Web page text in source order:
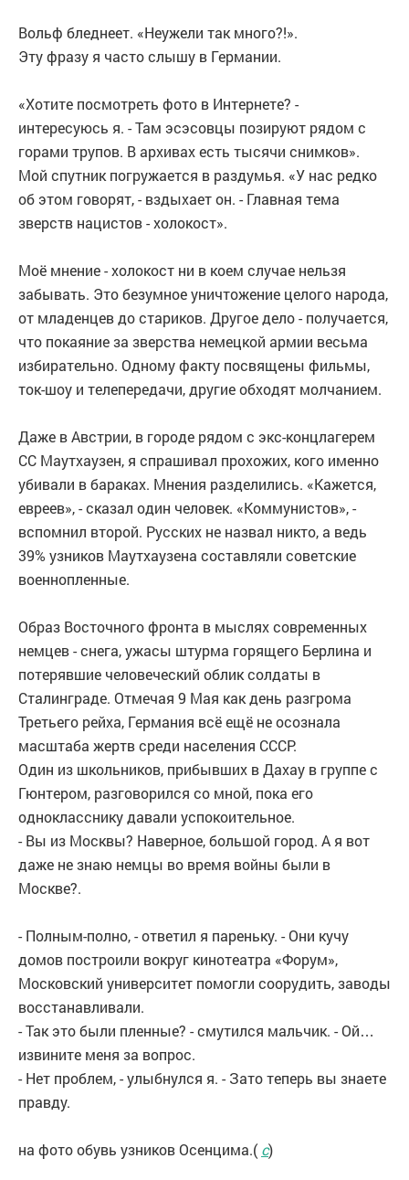
Вольф бледнеет. «Неужели так много?!».
Эту фразу я часто слышу в Германии.
«Хотите посмотреть фото в Интернете? -
интересуюсь я. - Там эсэсовцы позируют рядом с
горами трупов. В архивах есть тысячи снимков».
Мой спутник погружается в раздумья. «У нас редко
об этом говорят, - вздыхает он. - Главная тема
зверств нацистов - холокост».
Моё мнение - холокост ни в коем случае нельзя
забывать. Это безумное уничтожение целого народа,
от младенцев до стариков. Другое дело - получается,
что покаяние за звер­ства немецкой армии весьма
избирательно. Одному факту посвящены фильмы,
ток-шоу и телепередачи, другие обходят молчанием.
Даже в Австрии, в городе рядом с экс-концлагерем
СС Маутхаузен, я спрашивал прохожих, кого именно
убивали в бараках. Мнения разделились. «Кажется,
евреев», - сказал один человек. «Коммунистов», -
вспомнил второй. Русских не назвал никто, а ведь
39% узников Маутхаузена составляли советские
военнопленные.
Образ Восточного фронта в мыслях современных
немцев - снега, ужасы штурма горящего Берлина и
потерявшие человеческий облик солдаты в
Сталинграде. Отмечая 9 Мая как день разгрома
Третьего рейха, Германия всё ещё не осознала
масштаба жертв среди населения СССР.
Один из школьников, прибывших в Дахау в группе с
Гюнтером, разговорился со мной, пока его
однокласснику давали успокоительное.
- Вы из Москвы? Наверное, большой город. А я вот
даже не знаю немцы во время войны были в
Москве?.
- Полным-полно, - ответил я пареньку. - Они кучу
домов построили вокруг кинотеатра «Форум»,
Московский университет помогли соорудить, заводы
восстанавливали.
- Так это были пленные? - смутился мальчик. - Ой…
извините меня за вопрос.
- Нет проблем, - улыбнулся я. - Зато теперь вы знаете
правду.
на фото обувь узников Осенцима.( с)